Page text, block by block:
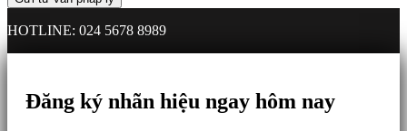
HOTLINE: 024 5678 8989
Đăng ký nhãn hiệu ngay hôm nay